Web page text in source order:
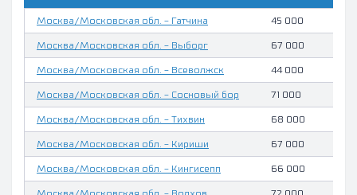
Москва/Московская обл. - Гатчина 45 000
Москва/Московская обл. - Выборг 67 000
Москва/Московская обл. - Всеволжск 44 000
Москва/Московская обл. - Сосновый бор 71 000
Москва/Московская обл. - Тихвин 68 000
Москва/Московская обл. - Кириши 67 000
Москва/Московская обл. - Кингисепп 66 000